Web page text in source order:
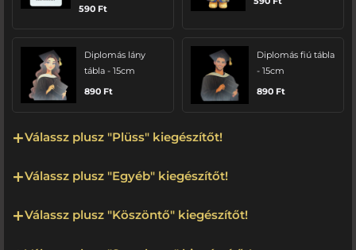
590 Ft
Diplomás lány
tábla - 15cm
890 Ft
Diplomás fiú tábla
- 15cm
890 Ft
Válassz plusz "Plüss" kiegészítőt!
Válassz plusz "Egyéb" kiegészítőt!
Válassz plusz "Köszöntő" kiegészítőt!